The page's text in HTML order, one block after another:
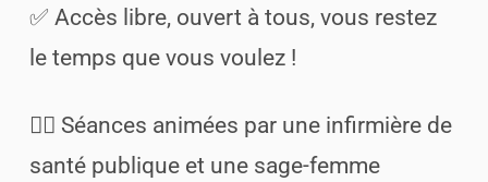
✅ Accès libre, ouvert à tous, vous restez
le temps que vous voulez !
👩‍⚕️ Séances animées par une infirmière de
santé publique et une sage-femme